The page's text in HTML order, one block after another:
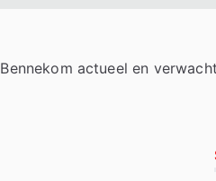
Bennekom actueel en